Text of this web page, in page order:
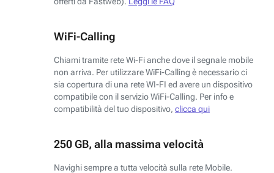
WiFi-Calling
Chiami tramite rete Wi-Fi anche dove il segnale mobile
non arriva. Per utilizzare WiFi-Calling è necessario ci
sia copertura di una rete WI-FI ed avere un dispositivo
compatibile con il servizio WiFi-Calling. Per info e
compatibilità del tuo dispositivo, clicca qui
250 GB, alla massima velocità
Navighi sempre a tutta velocità sulla rete Mobile.